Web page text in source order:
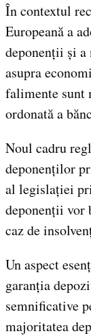
În contextul
Europeană a
deponenții și
asupra
falimente sunt
ordonată a
Noul cadru
deponenților
al legislației
deponenții
caz de
Un aspect
garanția
semnificative
majoritatea